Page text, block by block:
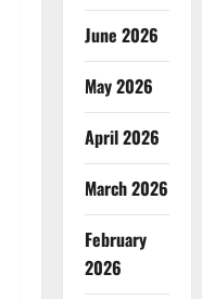
June 2026
May 2026
April 2026
March 2026
February
2026